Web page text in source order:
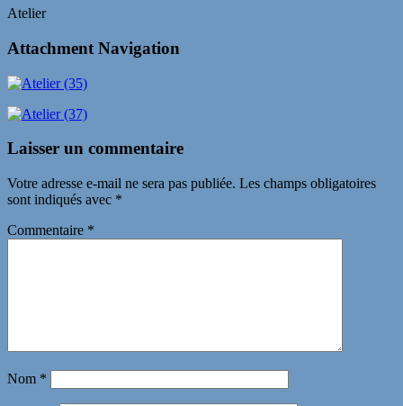
Atelier
Attachment Navigation
Laisser un commentaire
Votre adresse e-mail ne sera pas publiée. Les champs obligatoires
sont indiqués avec *
Commentaire *
Nom *